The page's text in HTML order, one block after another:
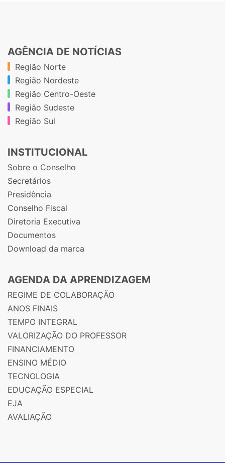
AGÊNCIA DE NOTÍCIAS
Região Norte
Região Nordeste
Região Centro-Oeste
Região Sudeste
Região Sul
INSTITUCIONAL
Sobre o Conselho
Secretários
Presidência
Conselho Fiscal
Diretoria Executiva
Documentos
Download da marca
AGENDA DA APRENDIZAGEM
REGIME DE COLABORAÇÃO
ANOS FINAIS
TEMPO INTEGRAL
VALORIZAÇÃO DO PROFESSOR
FINANCIAMENTO
ENSINO MÉDIO
TECNOLOGIA
EDUCAÇÃO ESPECIAL
EJA
AVALIAÇÃO